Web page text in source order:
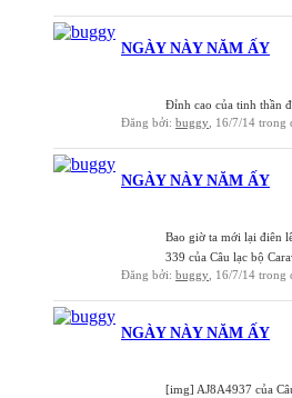
NGÀY NÀY NĂM ẤY
Đỉnh cao của tinh thần
Đăng bởi: buggy 16/7/14 trong
NGÀY NÀY NĂM ẤY
Bao giờ ta mới lại điên
339 của Câu lạc bộ
Đăng bởi: buggy 16/7/14 trong
NGÀY NÀY NĂM ẤY
[img] AJ8A4937 của